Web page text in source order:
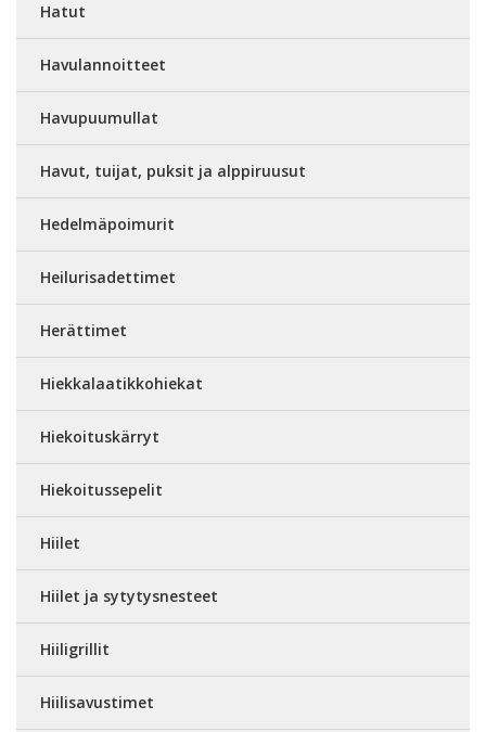
Hatut
Havulannoitteet
Havupuumullat
Havut, tuijat, puksit ja alppiruusut
Hedelmäpoimurit
Heilurisadettimet
Herättimet
Hiekkalaatikkohiekat
Hiekoituskärryt
Hiekoitussepelit
Hiilet
Hiilet ja sytytysnesteet
Hiiligrillit
Hiilisavustimet